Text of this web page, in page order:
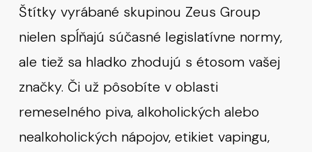
Štítky vyrábané skupinou Zeus Group
nielen spĺňajú súčasné legislatívne normy,
ale tiež sa hladko zhodujú s étosom vašej
značky. Či už pôsobíte v oblasti
remeselného piva, alkoholických alebo
nealkoholických nápojov, etikiet vapingu,